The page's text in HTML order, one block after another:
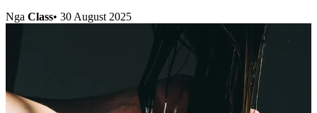
Nga Class• 30 August 2025